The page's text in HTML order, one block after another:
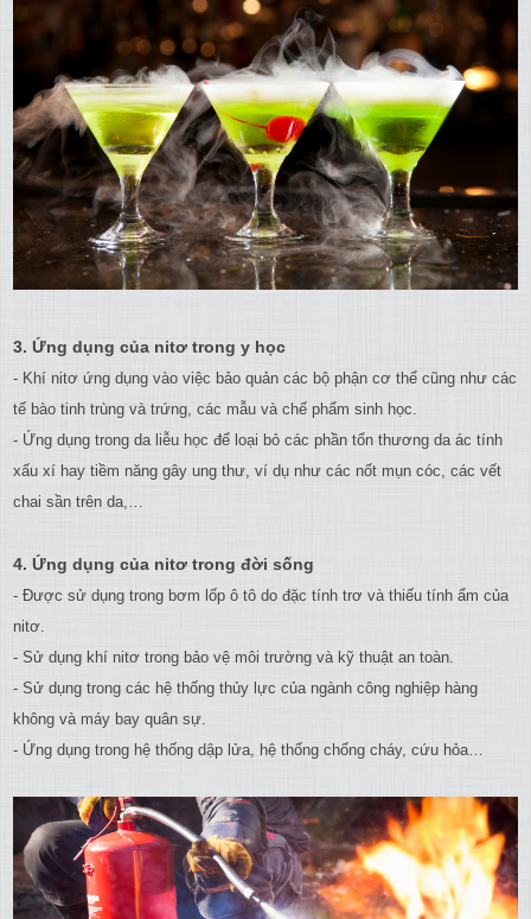
3. Ứng dụng của nitơ trong y học
- Khí nitơ ứng dụng vào việc bảo quản các bộ phận cơ thể cũng như các
tế bào tinh trùng và trứng, các mẫu và chế phẩm sinh học.
- Ứng dụng trong da liễu học để loại bỏ các phần tổn thương da ác tính
xấu xí hay tiềm năng gây ung thư, ví dụ như các nốt mụn cóc, các vết
chai sần trên da,…
4. Ứng dụng của nitơ trong đời sống
- Được sử dụng trong bơm lốp ô tô do đặc tính trơ và thiếu tính ẩm của
nitơ.
- Sử dụng khí nitơ trong bảo vệ môi trường và kỹ thuật an toàn.
- Sử dụng trong các hệ thống thủy lực của ngành công nghiệp hàng
không và máy bay quân sự.
- Ứng dụng trong hệ thống dập lửa, hệ thống chống cháy, cứu hỏa…